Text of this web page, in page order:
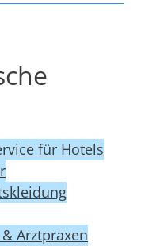
für Hotels
Arztpraxen